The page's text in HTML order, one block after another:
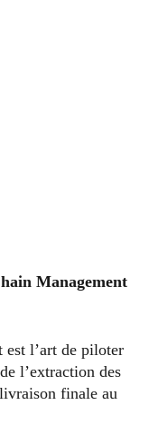
Management
est l’art de piloter
l’extraction des
finale au